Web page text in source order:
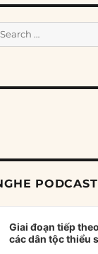
Search
Player
Giai đoạn tiếp
các dân tộc thiểu